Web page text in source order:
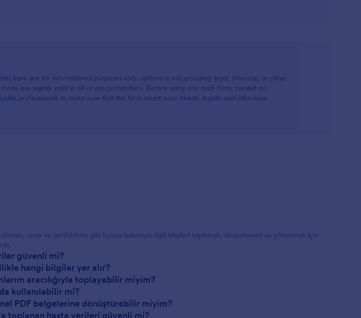
here are for informational purposes only. Jotform is not providing legal, financial, or other
are legally valid in all or any jurisdictions. Before using any such form, consult an
professionals to make sure that the form meets your needs, legally and otherwise.
onay ve geribildirim gibi hospis bakımıyla ilgili bilgileri toplamak, düzenlemek ve yönetmek için
güvenli mi?
hangi bilgiler yer alır?
aracılığıyla toplayabilir miyim?
kullanılabilir mi?
PDF belgelerine dönüştürebilir miyim?
toplanan hasta verileri güvenli mi?